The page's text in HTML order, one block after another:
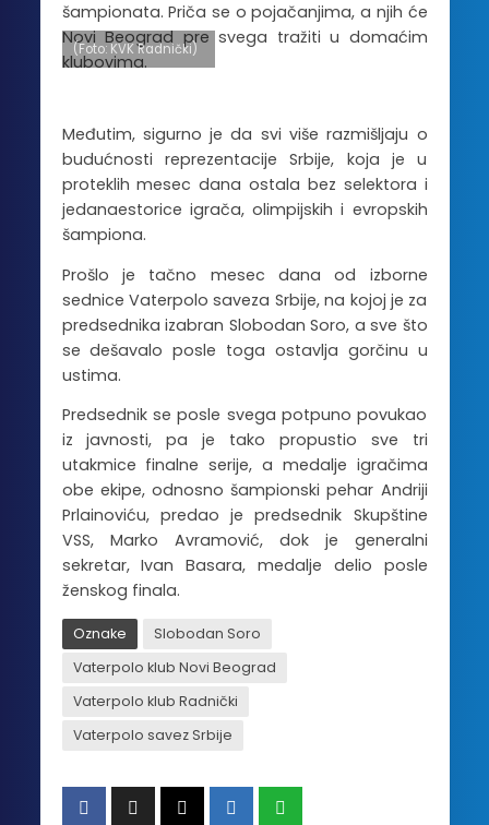
šampionata. Priča se o pojačanjima, a njih će
Novi Beograd pre svega tražiti u domaćim
klubovima.
(Foto: KVK Radnički)
Međutim, sigurno je da svi više razmišljaju o
budućnosti reprezentacije Srbije, koja je u
proteklih mesec dana ostala bez selektora i
jedanaestorice igrača, olimpijskih i evropskih
šampiona.
Prošlo je tačno mesec dana od izborne
sednice Vaterpolo saveza Srbije, na kojoj je za
predsednika izabran Slobodan Soro, a sve što
se dešavalo posle toga ostavlja gorčinu u
ustima.
Predsednik se posle svega potpuno povukao
iz javnosti, pa je tako propustio sve tri
utakmice finalne serije, a medalje igračima
obe ekipe, odnosno šampionski pehar Andriji
Prlainoviću, predao je predsednik Skupštine
VSS, Marko Avramović, dok je generalni
sekretar, Ivan Basara, medalje delio posle
ženskog finala.
Oznake
Slobodan Soro
Vaterpolo klub Novi Beograd
Vaterpolo klub Radnički
Vaterpolo savez Srbije